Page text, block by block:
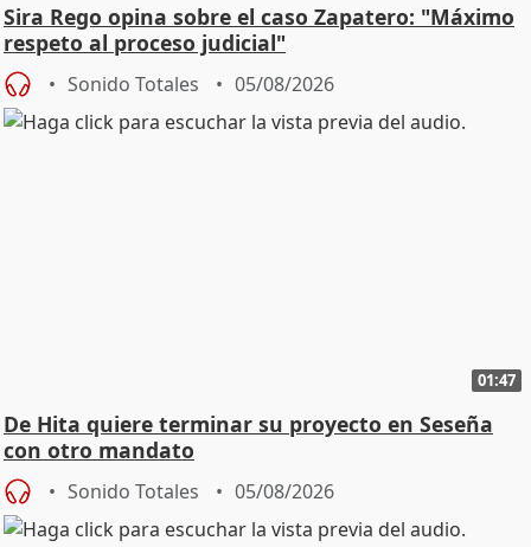
Sira Rego opina sobre el caso Zapatero: "Máximo
respeto al proceso judicial"
Sonido Totales 05/08/2026
01:47
De Hita quiere terminar su proyecto en Seseña
con otro mandato
Sonido Totales 05/08/2026